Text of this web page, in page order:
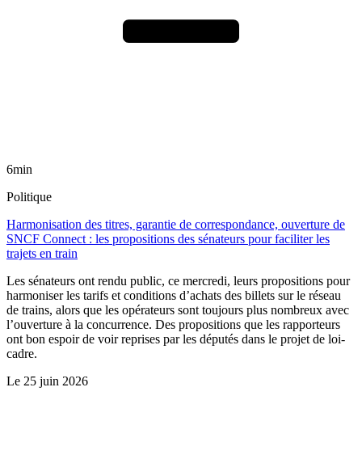
6min
Politique
Harmonisation des titres, garantie de correspondance, ouverture de
SNCF Connect : les propositions des sénateurs pour faciliter les
trajets en train
Les sénateurs ont rendu public, ce mercredi, leurs propositions pour
harmoniser les tarifs et conditions d’achats des billets sur le réseau
de trains, alors que les opérateurs sont toujours plus nombreux avec
l’ouverture à la concurrence. Des propositions que les rapporteurs
ont bon espoir de voir reprises par les députés dans le projet de loi-
cadre.
Le 25 juin 2026